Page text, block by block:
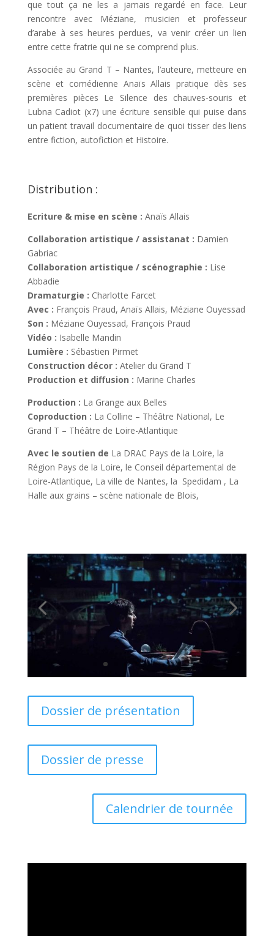
que tout ça ne les a jamais regardé en face. Leur
rencontre avec Méziane, musicien et professeur
d’arabe à ses heures perdues, va venir créer un lien
entre cette fratrie qui ne se comprend plus.
Associée au Grand T – Nantes, l’auteure, metteure en
scène et comédienne Anaïs Allais pratique dès ses
premières pièces Le Silence des chauves-souris et
Lubna Cadiot (x7) une écriture sensible qui puise dans
un patient travail documentaire de quoi tisser des liens
entre fiction, autofiction et Histoire.
Distribution :
Ecriture & mise en scène : Anaïs Allais
Collaboration artistique / assistanat : Damien
Gabriac
Collaboration artistique / scénographie : Lise
Abbadie
Dramaturgie : Charlotte Farcet
Avec : François Praud, Anaïs Allais, Méziane Ouyessad
Son : Méziane Ouyessad, François Praud
Vidéo : Isabelle Mandin
Lumière : Sébastien Pirmet
Construction décor : Atelier du Grand T
Production et diffusion : Marine Charles
Production : La Grange aux Belles
Coproduction : La Colline – Théâtre National, Le
Grand T – Théâtre de Loire-Atlantique
Avec le soutien de La DRAC Pays de la Loire, la
Région Pays de la Loire, le Conseil départemental de
Loire-Atlantique, La ville de Nantes, la Spedidam , La
Halle aux grains – scène nationale de Blois,
Dossier de présentation
Dossier de presse
Calendrier de tournée